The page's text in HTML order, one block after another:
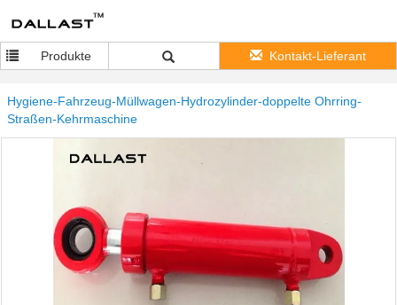
Produkte Kontakt-Lieferant
Hygiene-Fahrzeug-Müllwagen-Hydrozylinder-doppelte Ohrring-
Straßen-Kehrmaschine